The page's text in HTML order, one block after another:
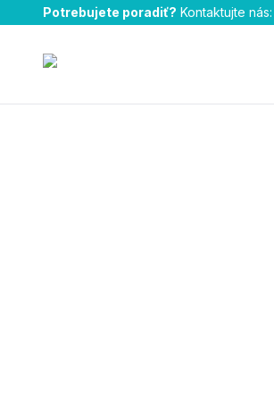
Potrebujete poradiť? Kontaktujte nás: